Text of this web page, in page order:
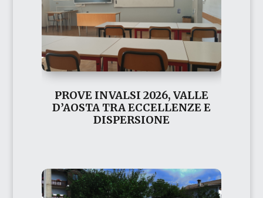
PROVE INVALSI 2026, VALLE
D’AOSTA TRA ECCELLENZE E
DISPERSIONE